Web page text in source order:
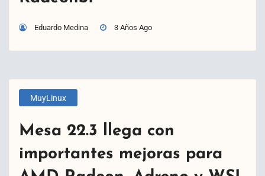
Eduardo Medina 3 Años Ago
MuyLinux
Mesa 22.3 llega con
importantes mejoras para